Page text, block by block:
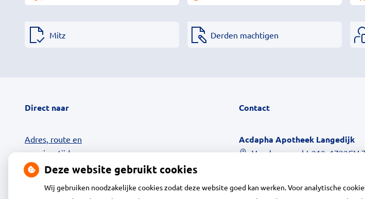
Mitz Derden machtigen
Direct naar
Adres, route en
openingstijden
Contact
Uw zorg online
24-uurs Afhaalkluis
Contact
Acdapha Apotheek Langedijk
Voorburggracht 212, 1722GV
Deze website gebruikt cookies
Wij gebruiken noodzakelijke cookies zodat deze website goed kan werken. Voor analytische